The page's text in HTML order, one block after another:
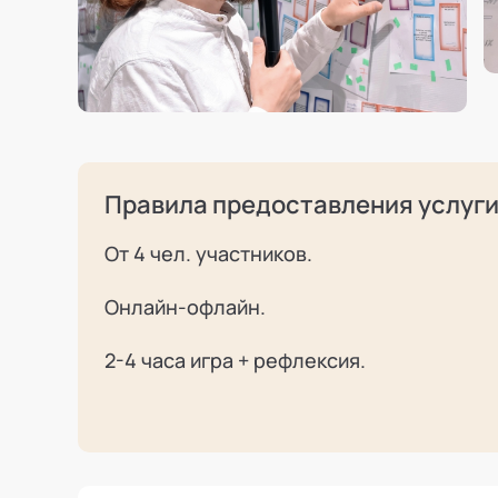
Правила предоставления услуги
От 4 чел. участников.
Онлайн-офлайн.
2-4 часа игра + рефлексия.